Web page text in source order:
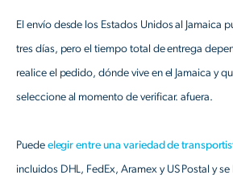
El envío desde los Estados Unidos al Jamaica
tres días, pero el tiempo total de entrega
realice el pedido, dónde vive en el Jamaica y
seleccione al momento de verificar. afuera.
Puede elegir entre una variedad de
incluidos DHL, FedEx, Aramex y US Postal y